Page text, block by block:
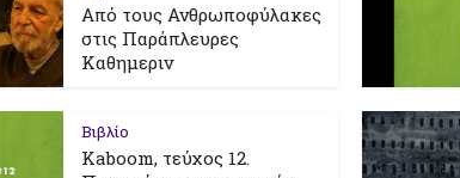
Από τους Ανθρωποφύλακες
στις Παράπλευρες
Καθημεριν
Βιβλίο
Kaboom, τεύχος 12.